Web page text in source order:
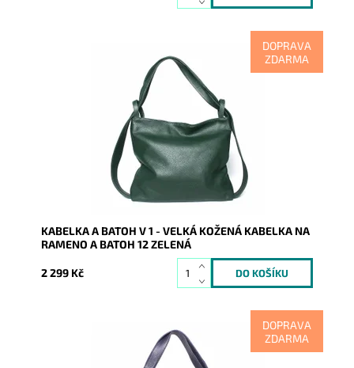
DOPRAVA
ZDARMA
Kabelka na rameno a batoh v jednom provedení v
krásné zelené barvě! Moderní italský kvalitní kožený
Skladem
8536
Vera Pelle
2 roky
KABELKA A BATOH V 1 - VELKÁ KOŽENÁ KABELKA NA
RAMENO A BATOH 12 ZELENÁ
2 299 Kč
DOPRAVA
ZDARMA
Tmavěmodrá kabelka na rameno a batoh v jednom
provedení! Moderní italský kvalitní kožený doplněk